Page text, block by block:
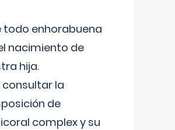
todo enhorabuena
nacimiento de
hija.
consultar la
de
complex y su